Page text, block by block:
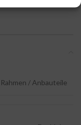
/ Anbauteile